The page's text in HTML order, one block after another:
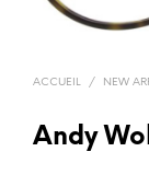
ACCUEIL / NEW
Andy